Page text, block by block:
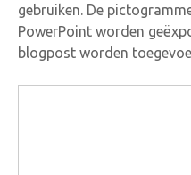
gebruiken. De
PowerPoint worden
blogpost worden